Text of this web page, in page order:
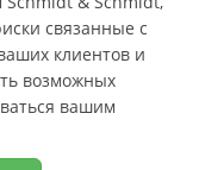
связанные с
клиентов и
возможных
вашим